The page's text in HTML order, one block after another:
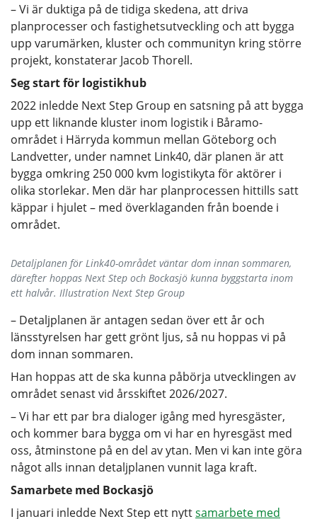
– Vi är duktiga på de tidiga skedena, att driva
planprocesser och fastighetsutveckling och att bygga
upp varumärken, kluster och communityn kring större
projekt, konstaterar Jacob Thorell.
Seg start för logistikhub
2022 inledde Next Step Group en satsning på att bygga
upp ett liknande kluster inom logistik i Båramo-
området i Härryda kommun mellan Göteborg och
Landvetter, under namnet Link40, där planen är att
bygga omkring 250 000 kvm logistikyta för aktörer i
olika storlekar. Men där har planprocessen hittills satt
käppar i hjulet – med överklaganden från boende i
området.
Detaljplanen för Link40-området väntar dom innan sommaren,
därefter hoppas Next Step och Bockasjö kunna byggstarta inom
ett halvår. Illustration Next Step Group
– Detaljplanen är antagen sedan över ett år och
länsstyrelsen har gett grönt ljus, så nu hoppas vi på
dom innan sommaren.
Han hoppas att de ska kunna påbörja utvecklingen av
området senast vid årsskiftet 2026/2027.
– Vi har ett par bra dialoger igång med hyresgäster,
och kommer bara bygga om vi har en hyresgäst med
oss, åtminstone på en del av ytan. Men vi kan inte göra
något alls innan detaljplanen vunnit laga kraft.
Samarbete med Bockasjö
I januari inledde Next Step ett nyttsamarbete med